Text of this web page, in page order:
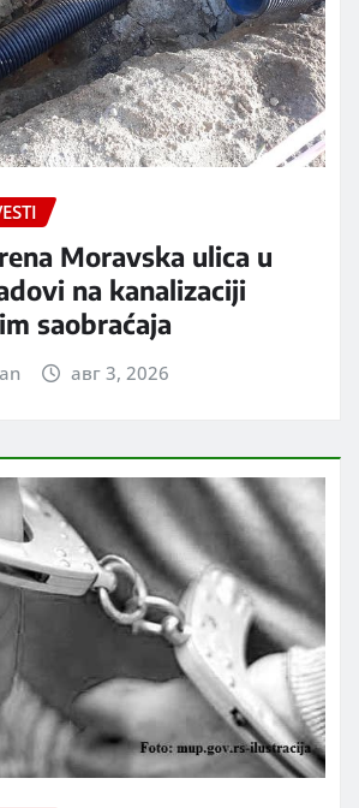
Moravska ulica u
na kanalizaciji
saobraćaja
авг 3, 2026